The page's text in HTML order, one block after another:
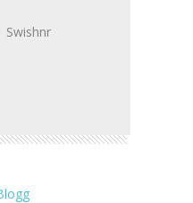
Swishnr